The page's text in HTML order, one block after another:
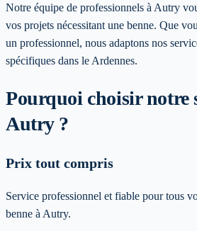
Notre équipe de professionnels à Autry
vos projets nécessitant une benne. Que
un professionnel, nous adaptons nos
spécifiques dans le Ardennes.
Pourquoi choisir notre
Autry?
Prix tout compris
Service professionnel et fiable pour tous
benne à Autry.